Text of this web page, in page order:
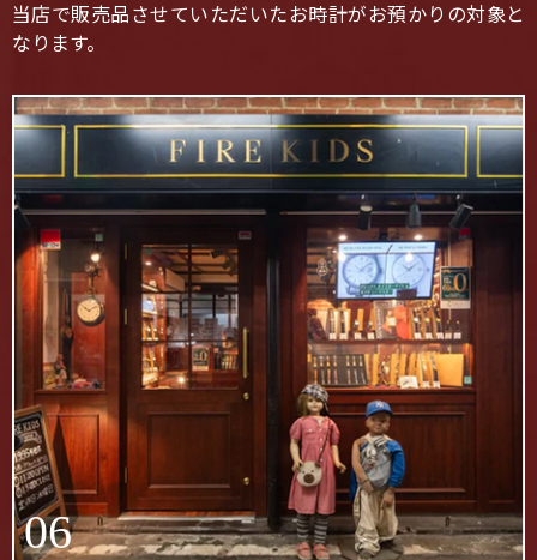
当店で販売品させていただいたお時計がお預かりの対象と
なります。
06